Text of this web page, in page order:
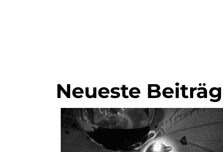
Neueste